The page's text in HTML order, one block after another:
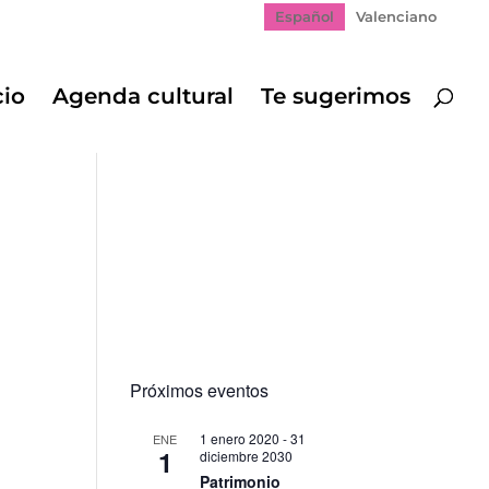
Español Valenciano
Agenda cultural Te sugerimos
Próximos eventos
ENE
1
1 enero 2020 -31
diciembre 2030
Patrimonio